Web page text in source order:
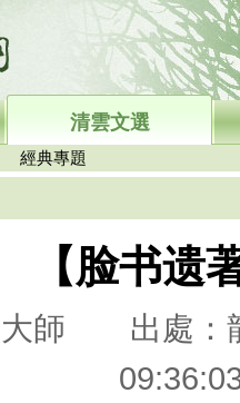
清雲文選
經典專題
【脸书遗
大師 出處：